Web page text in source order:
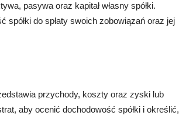
pasywa oraz kapitał własny spółki.
spółki do spłaty swoich zobowiązań oraz jej
przychody, koszty oraz zyski lub
aby ocenić dochodowość spółki i określić,